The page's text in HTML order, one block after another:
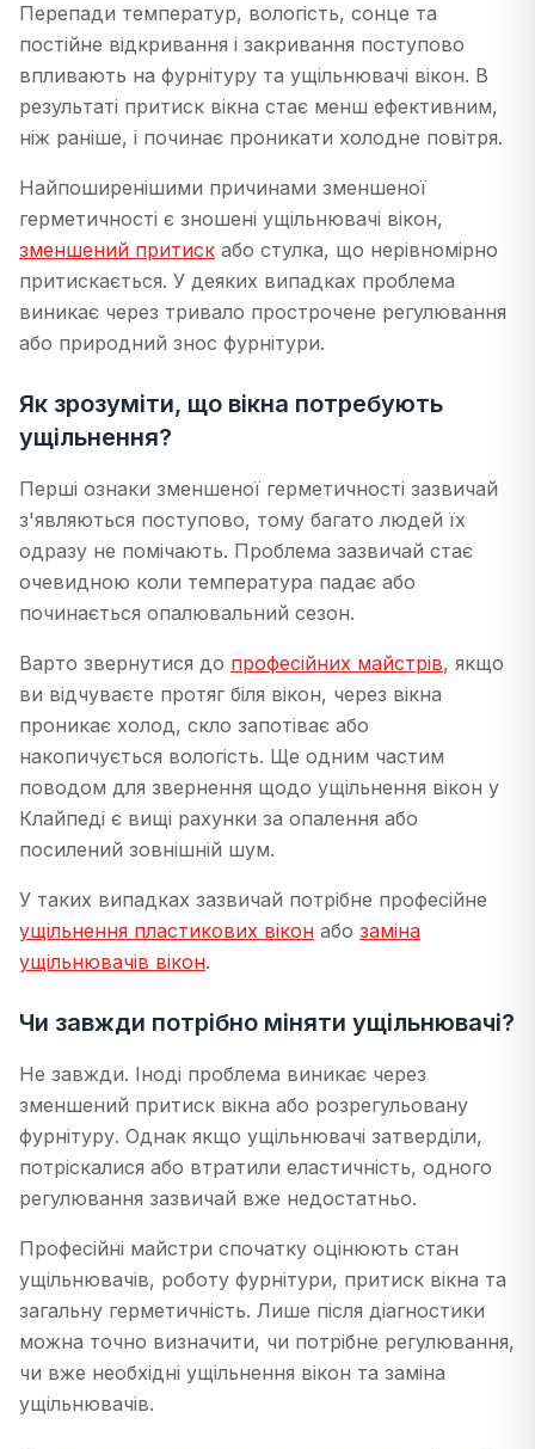
Перепади температур, вологість, сонце та
постійне відкривання і закривання поступово
впливають на фурнітуру та ущільнювачі вікон. В
результаті притиск вікна стає менш ефективним,
ніж раніше, і починає проникати холодне повітря.
Найпоширенішими причинами зменшеної
герметичності є зношені ущільнювачі вікон,
зменшений притиск або стулка, що нерівномірно
притискається. У деяких випадках проблема
виникає через тривало прострочене регулювання
або природний знос фурнітури.
Як зрозуміти, що вікна потребують
ущільнення?
Перші ознаки зменшеної герметичності зазвичай
з'являються поступово, тому багато людей їх
одразу не помічають. Проблема зазвичай стає
очевидною коли температура падає або
починається опалювальний сезон.
Варто звернутися до професійних майстрів, якщо
ви відчуваєте протяг біля вікон, через вікна
проникає холод, скло запотіває або
накопичується вологість. Ще одним частим
поводом для звернення щодо ущільнення вікон у
Клайпеді є вищі рахунки за опалення або
посилений зовнішній шум.
У таких випадках зазвичай потрібне професійне
ущільнення пластикових вікон або заміна
ущільнювачів вікон.
Чи завжди потрібно міняти ущільнювачі?
Не завжди. Іноді проблема виникає через
зменшений притиск вікна або розрегульовану
фурнітуру. Однак якщо ущільнювачі затверділи,
потріскалися або втратили еластичність, одного
регулювання зазвичай вже недостатньо.
Професійні майстри спочатку оцінюють стан
ущільнювачів, роботу фурнітури, притиск вікна та
загальну герметичність. Лише після діагностики
можна точно визначити, чи потрібне регулювання,
чи вже необхідні ущільнення вікон та заміна
ущільнювачів.